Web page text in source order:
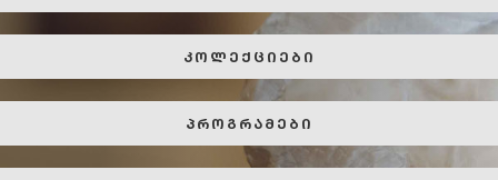
კოლექციები
პროგრამები